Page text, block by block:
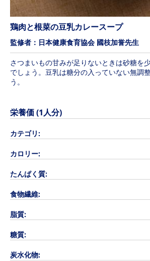
鶏肉と根菜の豆乳カレースープ
監修者：日本健康食育協会 國枝加誉先生
さつまいもの甘みが足りないときは砂糖を
でしょう。豆乳は糖分の入っていない無調
う。
栄養価 (1人分)
カテゴリ:
カロリー:
たんぱく質:
食物繊維:
脂質:
糖質:
炭水化物: